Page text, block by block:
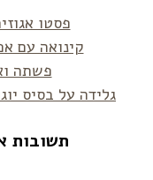
פסטו
קינואה עם
פשתה
גלידה על בסיס
תשובות